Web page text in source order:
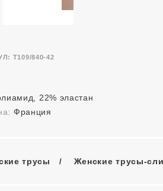
T109/840-42
22% эластан
Франция
трусы Женские трусы-